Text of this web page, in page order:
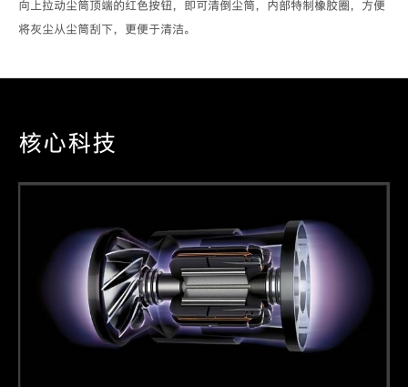
向上拉动尘筒顶端的红色按钮，即可清倒尘筒，内部特制橡胶圈，方便
将灰尘从尘筒刮下，更便于清洁。
核心科技